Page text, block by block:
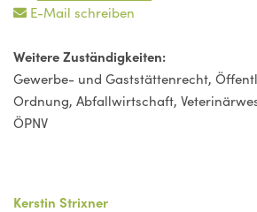
E-Mail schreiben
Weitere Zuständigkeiten:
Gewerbe- und Gaststättenrecht,
Ordnung, Abfallwirtschaft,
ÖPNV
Kerstin Strixner